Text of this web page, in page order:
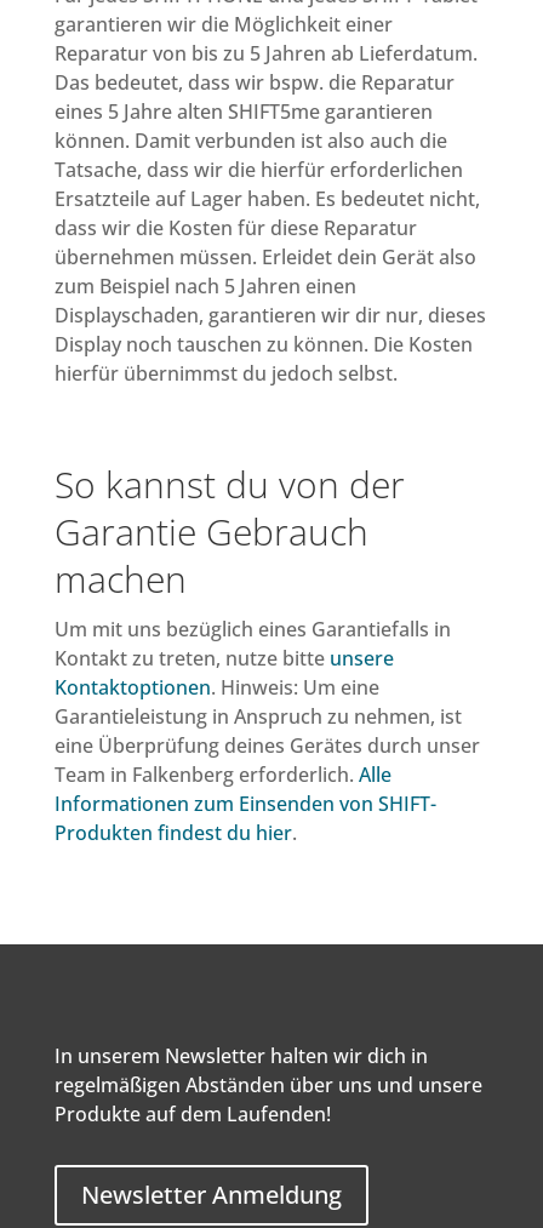
garantieren wir die Möglichkeit einer
Reparatur von bis zu 5 Jahren ab Lieferdatum.
Das bedeutet, dass wir bspw. die Reparatur
eines 5 Jahre alten SHIFT5me garantieren
können. Damit verbunden ist also auch die
Tatsache, dass wir die hierfür erforderlichen
Ersatzteile auf Lager haben. Es bedeutet nicht,
dass wir die Kosten für diese Reparatur
übernehmen müssen. Erleidet dein Gerät also
zum Beispiel nach 5 Jahren einen
Displayschaden, garantieren wir dir nur, dieses
Display noch tauschen zu können. Die Kosten
hierfür übernimmst du jedoch selbst.
So kannst du von der
Garantie Gebrauch
machen
Um mit uns bezüglich eines Garantiefalls in
Kontakt zu treten, nutze bitte unsere
Kontaktoptionen. Hinweis: Um eine
Garantieleistung in Anspruch zu nehmen, ist
eine Überprüfung deines Gerätes durch unser
Team in Falkenberg erforderlich. Alle
Informationen zum Einsenden von SHIFT-
Produkten findest du hier.
In unserem Newsletter halten wir dich in
regelmäßigen Abständen über uns und unsere
Produkte auf dem Laufenden!
Newsletter Anmeldung